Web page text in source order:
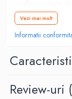
Fictiune
Actiune si Aventura
Actiune,aventura
Crime, Thriller, Mistery
Istorica
Ilustratii color de
Vezi mai mult
Informatii
Review-uri